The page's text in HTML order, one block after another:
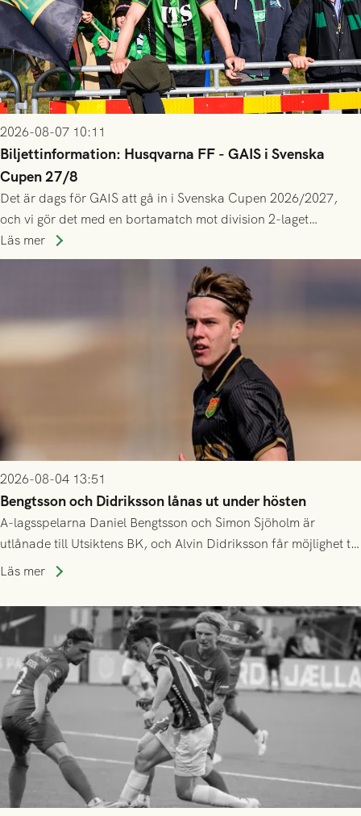
2026-08-07 10:11
Biljettinformation: Husqvarna FF - GAIS i Svenska
Cupen 27/8
Det är dags för GAIS att gå in i Svenska Cupen 2026/2027,
och vi gör det med en bortamatch mot division 2-laget
Husqvarna FF. Häng med och stötta grönsvart på plats!
Läs mer
2026-08-04 13:51
Bengtsson och Didriksson lånas ut under hösten
A-lagsspelarna Daniel Bengtsson och Simon Sjöholm är
utlånade till Utsiktens BK, och Alvin Didriksson får möjlighet till
speltid i Hestrafors genom föreningssamarbete.
Läs mer